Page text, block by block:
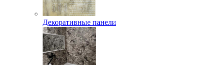
Декоративные панели